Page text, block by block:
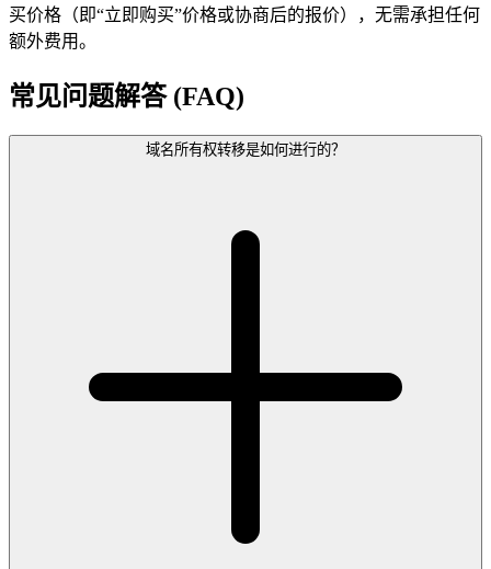
买价格（即“立即购买”价格或协商后的报价），无需承担任何
额外费用。
常见问题解答 (FAQ)
域名所有权转移是如何进行的？